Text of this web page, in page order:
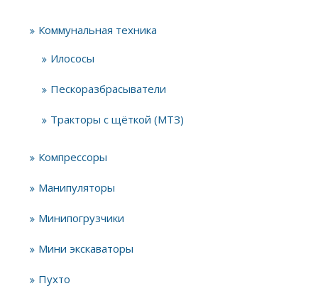
Коммунальная техника
Илососы
Пескоразбрасыватели
Тракторы с щёткой (МТЗ)
Компрессоры
Манипуляторы
Минипогрузчики
Мини экскаваторы
Пухто